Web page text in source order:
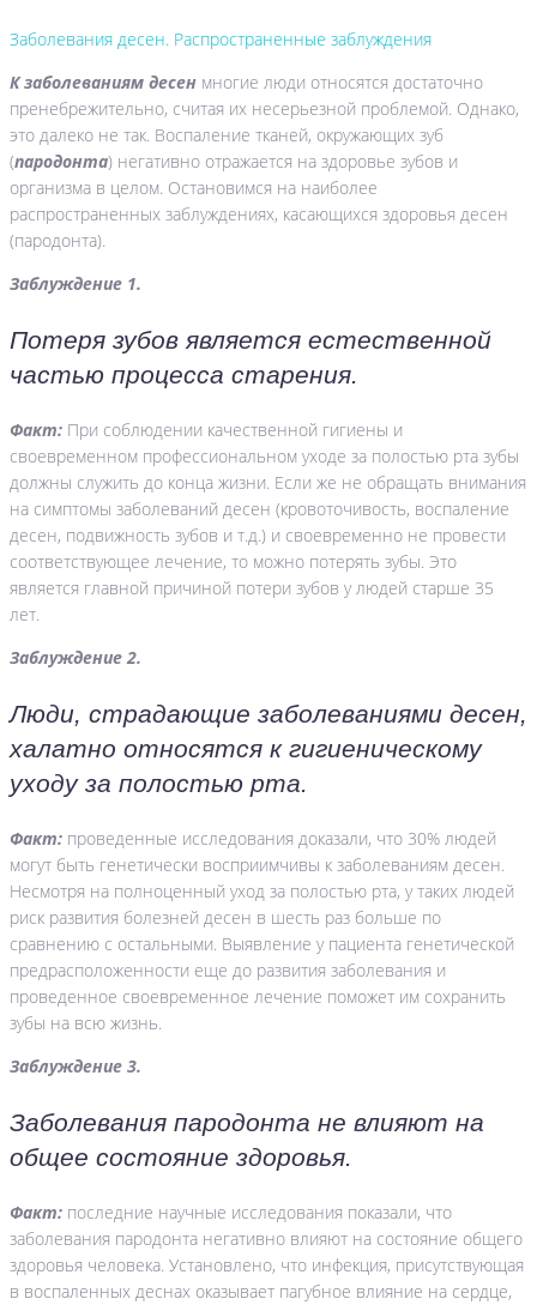
Заболевания десен. Распространенные заблуждения
К заболеваниям десен многие люди относятся достаточно
пренебрежительно, считая их несерьезной проблемой. Однако,
это далеко не так. Воспаление тканей, окружающих зуб
(пародонта) негативно отражается на здоровье зубов и
организма в целом. Остановимся на наиболее
распространенных заблуждениях, касающихся здоровья десен
(пародонта).
Заблуждение 1.
Потеря зубов является естественной
частью процесса старения.
Факт: При соблюдении качественной гигиены и
своевременном профессиональном уходе за полостью рта зубы
должны служить до конца жизни. Если же не обращать внимания
на симптомы заболеваний десен (кровоточивость, воспаление
десен, подвижность зубов и т.д.) и своевременно не провести
соответствующее лечение, то можно потерять зубы. Это
является главной причиной потери зубов у людей старше 35
лет.
Заблуждение 2.
Люди, страдающие заболеваниями десен,
халатно относятся к гигиеническому
уходу за полостью рта.
Факт: проведенные исследования доказали, что 30% людей
могут быть генетически восприимчивы к заболеваниям десен.
Несмотря на полноценный уход за полостью рта, у таких людей
риск развития болезней десен в шесть раз больше по
сравнению с остальными. Выявление у пациента генетической
предрасположенности еще до развития заболевания и
проведенное своевременное лечение поможет им сохранить
зубы на всю жизнь.
Заблуждение 3.
Заболевания пародонта не влияют на
общее состояние здоровья.
Факт: последние научные исследования показали, что
заболевания пародонта негативно влияют на состояние общего
здоровья человека. Установлено, что инфекция, присутствующая
в воспаленных деснах оказывает пагубное влияние на сердце,